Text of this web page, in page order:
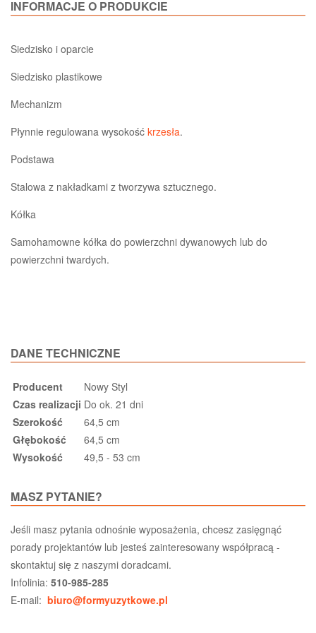
INFORMACJE O PRODUKCIE
Siedzisko i oparcie
Siedzisko plastikowe
Mechanizm
Płynnie regulowana wysokość krzesła.
Podstawa
Stalowa z nakładkami z tworzywa sztucznego.
Kółka
Samohamowne kółka do powierzchni dywanowych lub do
powierzchni twardych.
DANE TECHNICZNE
Producent
Nowy Styl
Czas realizacji Do ok. 21 dni
Szerokość
64,5 cm
Głębokość
64,5 cm
Wysokość
49,5 - 53 cm
MASZ PYTANIE?
Jeśli masz pytania odnośnie wyposażenia, chcesz zasięgnąć
porady projektantów lub jesteś zainteresowany współpracą -
skontaktuj się z naszymi doradcami.
Infolinia: 510-985-285
E-mail: biuro@formyuzytkowe.pl